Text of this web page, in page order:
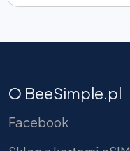
O BeeSimple.pl
Facebook